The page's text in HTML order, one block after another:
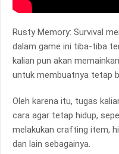
Rusty Memory: Survival
dalam game ini tiba-tiba
kalian pun akan
untuk membuatnya tetap
Oleh karena itu, tugas
cara agar tetap hidup,
melakukan crafting item,
dan lain sebagainya.